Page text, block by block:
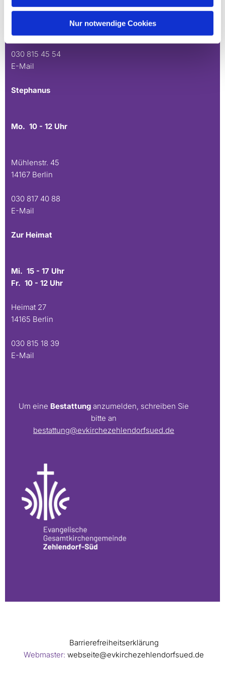
Nur notwendige Cookies
Andréezeile 21-23
030 815 45 54
E-Mail
Stephanus
Mo. 10 - 12 Uhr
Mühlenstr. 45
14167 Berlin
030 817 40 88
E-Mail
Zur Heimat
Mi. 15 - 17 Uhr
Fr. 10 - 12 Uhr
Heimat 27
14165 Berlin
030 815 18 39
E-Mail
Um eine Bestattung anzumelden, schreiben Sie
bitte an
bestattung@evkirchezehlendorfsued.de
Barrierefreiheitserklärung
Webmaster: webseite@evkirchezehlendorfsued.de